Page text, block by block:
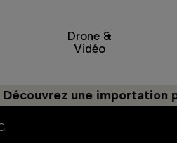
Drone &
Vidéo
une importation plus